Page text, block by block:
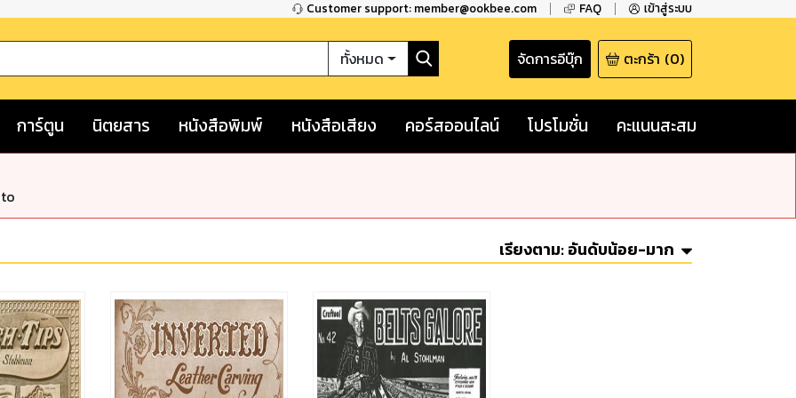
Customer support: member@ookbee.com FAQ เข้าสู่ระบบ
ทั้งหมด จัดการอีบุ๊ก ตะกร้า (0)
การ์ตูน นิตยสาร หนังสือพิมพ์ หนังสือเสียง คอร์สออนไลน์ โปรโมชั่น คะแนนสะสม
เรียงตาม:อันดับน้อย-มาก